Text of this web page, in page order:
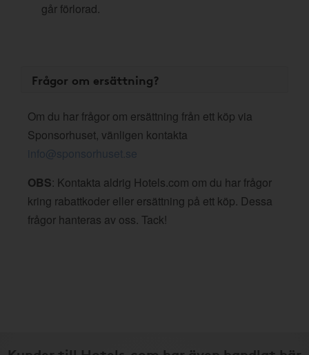
går förlorad.
Frågor om ersättning?
Om du har frågor om ersättning från ett köp via
Sponsorhuset, vänligen kontakta
info@sponsorhuset.se
OBS: Kontakta aldrig Hotels.com om du har frågor
kring rabattkoder eller ersättning på ett köp. Dessa
frågor hanteras av oss. Tack!